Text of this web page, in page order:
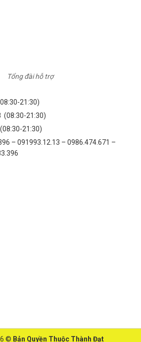
Tổng đài hỗ trợ
21:30)
(08:30-21:30)
(08:30-21:30)
– 091993.12.13 – 0986.474.671 –
© Bản Quyền Thuộc Thành Đạt